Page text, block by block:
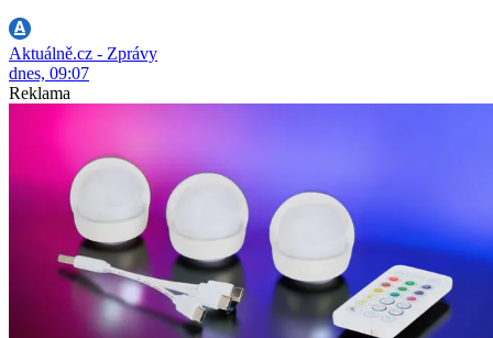
Aktuálně.cz - Zprávy
dnes, 09:07
Reklama